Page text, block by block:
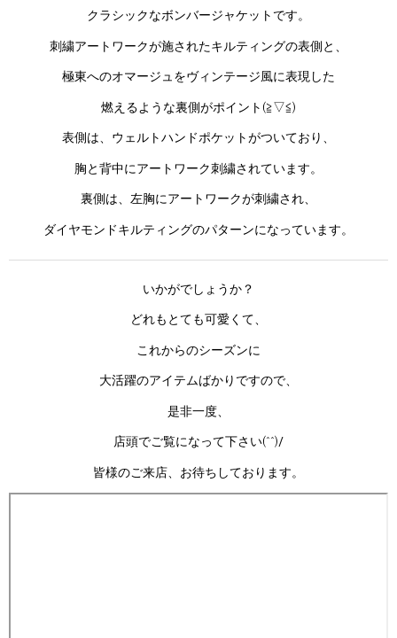
クラシックなボンバージャケットです。
刺繍アートワークが施されたキルティングの表側と、
極東へのオマージュをヴィンテージ風に表現した
燃えるような裏側がポイント(≧▽≦)
表側は、ウェルトハンドポケットがついており、
胸と背中にアートワーク刺繍されています。
裏側は、左胸にアートワークが刺繍され、
ダイヤモンドキルティングのパターンになっています。
いかがでしょうか？
どれもとても可愛くて、
これからのシーズンに
大活躍のアイテムばかりですので、
是非一度、
店頭でご覧になって下さい(^^)/
皆様のご来店、お待ちしております。